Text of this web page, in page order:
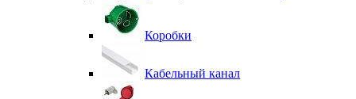
Коробки
Кабельный канал